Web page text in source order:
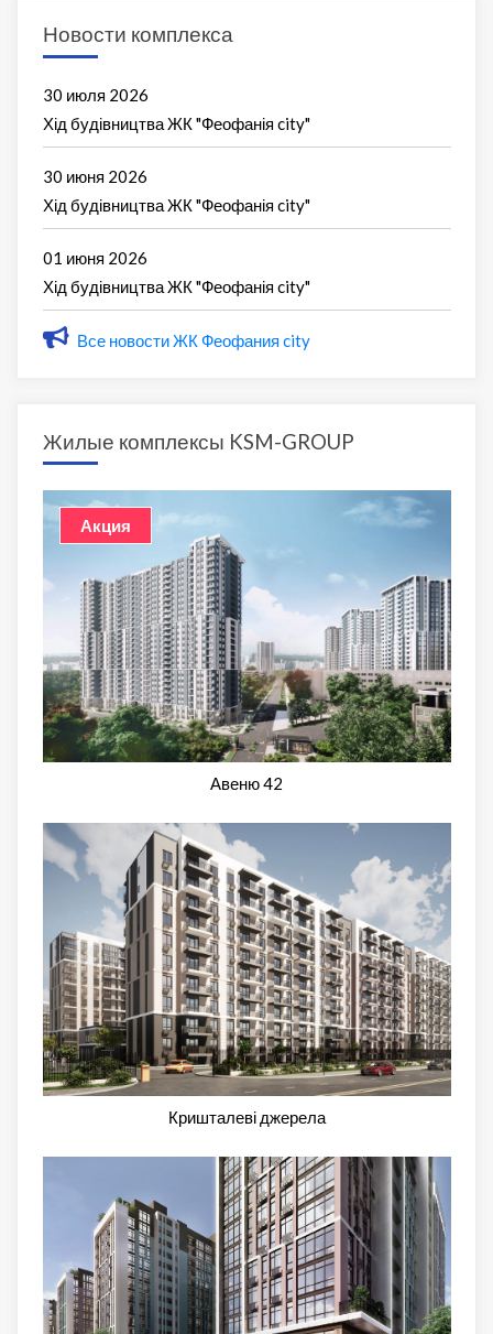
Новости комплекса
30 июля 2026
Хід будівництва ЖК "Феофанія city"
30 июня 2026
Хід будівництва ЖК "Феофанія city"
01 июня 2026
Хід будівництва ЖК "Феофанія city"
Все новости ЖК Феофания city
Жилые комплексы KSM-GROUP
Акция
Авеню 42
Кришталеві джерела